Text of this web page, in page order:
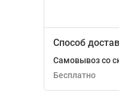
Способ
Самовывоз со
Бесплатно